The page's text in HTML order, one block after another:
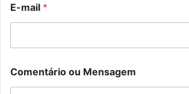
o
m
m
a
i
E-mail *
u
E
Comentário ou Mensagem